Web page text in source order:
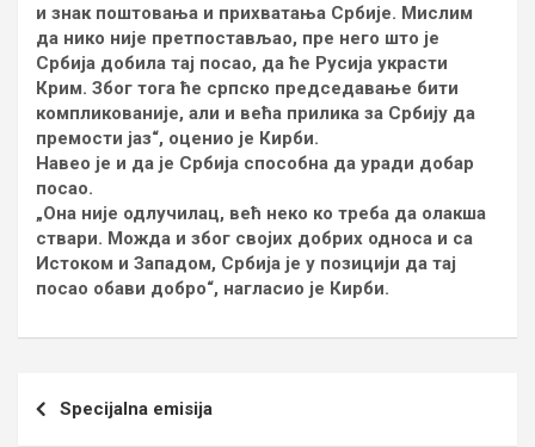
и знак поштовања и прихватања Србије. Мислим
да нико није претпостављао, пре него што је
Србија добила тај посао, да ће Русија украсти
Крим. Због тога ће српско председавање бити
компликованије, али и већа прилика за Србију да
премости јаз“, оценио је Кирби.
Навео је и да је Србија способна да уради добар
посао.
„Она није одлучилац, већ неко ко треба да олакша
ствари. Можда и због својих добрих односа и са
Истоком и Западом, Србија је у позицији да тај
посао обави добро“, нагласио је Кирби.
чланка
Specijalna emisija